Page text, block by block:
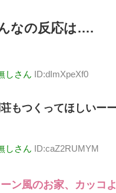
なの反応は….
しさん ID:dImXpeXf0
もつくってほしいー
しさん ID:caZ2RUMYM
ン風のお家、カッコ